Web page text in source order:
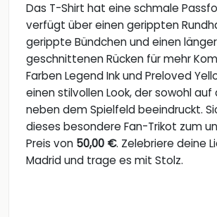
Das T-Shirt hat eine schmale
verfügt über einen gerippten
gerippte Bündchen und einen länger
geschnittenen Rücken für mehr
Farben Legend Ink und Preloved
einen stilvollen Look, der sowohl auf
neben dem Spielfeld beeindruckt.
dieses besondere Fan-Trikot zum
Preis von 50,00 €. Zelebriere deine
Madrid und trage es mit Stolz.